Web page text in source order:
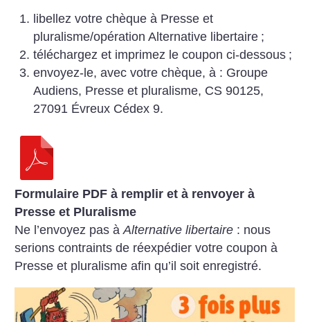
libellez votre chèque à Presse et
pluralisme/opération Alternative libertaire ;
téléchargez et imprimez le coupon ci-dessous ;
envoyez-le, avec votre chèque, à : Groupe
Audiens, Presse et pluralisme, CS 90125,
27091 Évreux Cédex 9.
Formulaire PDF à remplir et à renvoyer à
Presse et Pluralisme
Ne l’envoyez pas àAlternative libertaire : nous
serions contraints de réexpédier votre coupon à
Presse et pluralisme afin qu’il soit enregistré.